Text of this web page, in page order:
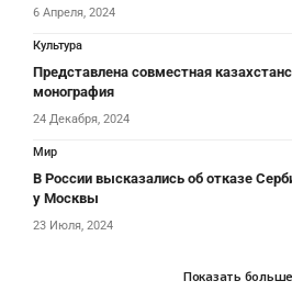
6 Апреля, 2024
Культура
Представлена совместная
монография
24 Декабря, 2024
Мир
В России высказались об отказе
у Москвы
23 Июля, 2024
Показать больше